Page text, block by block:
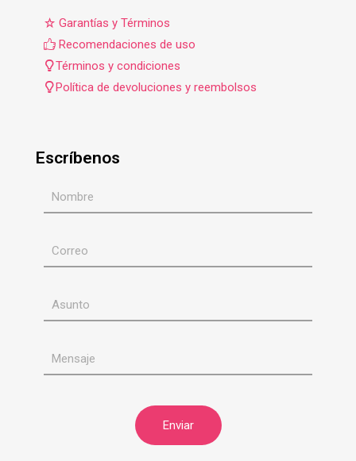
Garantías y Términos
Recomendaciones de uso
Términos y condiciones
Política de devoluciones y reembolsos
Escríbenos